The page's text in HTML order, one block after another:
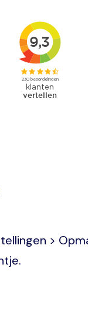
Action
Primair
menu
>